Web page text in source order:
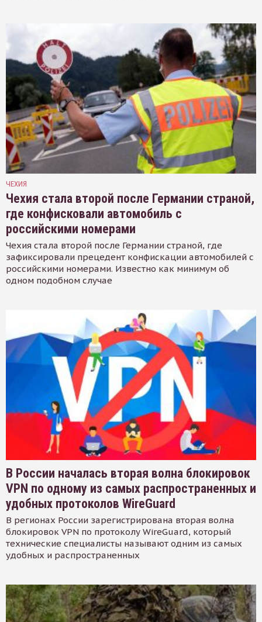
ЧЕХИЯ
Чехия стала второй после Германии страной,
где конфисковали автомобиль с
российскими номерами
Чехия стала второй после Германии страной, где
зафиксировали прецедент конфискации автомобилей с
российскими номерами. Известно как минимум об
одном подобном случае
В России началась вторая волна блокировок
VPN по одному из самых распространенных и
удобных протоколов WireGuard
В регионах России зарегистрирована вторая волна
блокировок VPN по протоколу WireGuard, который
технические специалисты называют одним из самых
удобных и распространенных